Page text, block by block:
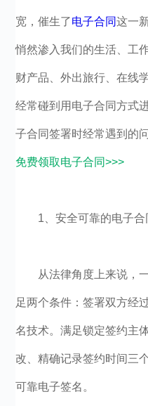
宽，催生了电子合同这一
悄然渗入我们的生活、工
财产品、外出旅行、在线
经常碰到用电子合同方式
子合同签署时经常遇到的
免费领取电子合同>>>
1、安全可靠的电子
从法律角度上来说，
足两个条件：签署双方经
名技术。满足锁定签约主
改、精确记录签约时间三
可靠电子签名。